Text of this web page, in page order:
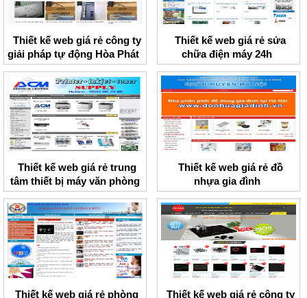
Thiết kế web giá rẻ công ty
giải pháp tự động Hòa Phát
Thiết kế web giá rẻ sửa
chữa điện máy 24h
Thiết kế web giá rẻ trung
tâm thiết bị máy văn phòng
ACM
Thiết kế web giá rẻ đồ
nhựa gia đình
Thiết kế web giá rẻ phòng
Thiết kế web giá rẻ công ty